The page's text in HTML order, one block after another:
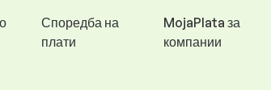
Споредба на
плати
MojaPlata за
компании